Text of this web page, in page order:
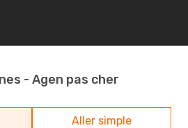
- Agen pas cher
Aller simple